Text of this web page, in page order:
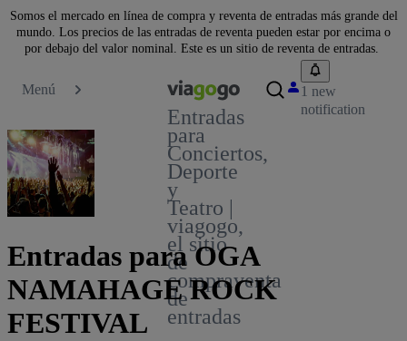
Somos el mercado en línea de compra y reventa de entradas más grande del
mundo. Los precios de las entradas de reventa pueden estar por encima o
por debajo del valor nominal. Este es un sitio de reventa de entradas.
Menú
Entradas
para
Conciertos,
Deporte
y
Teatro |
viagogo,
el sitio
de
compraventa
de
entradas
1 new
notification
Entradas para OGA
NAMAHAGE ROCK
FESTIVAL